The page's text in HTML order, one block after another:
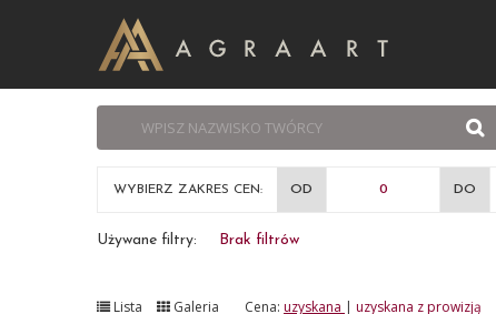
WYBIERZ ZAKRES CEN: OD DO
Używane filtry: Brak filtrów
Lista Galeria Cena: uzyskana | uzyskana z prowizją